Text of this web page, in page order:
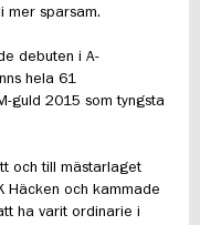
mer sparsam.
debuten i A-
hela 61
guld 2015 som tyngsta
och till mästarlaget
Häcken och kammade
ha varit ordinarie i